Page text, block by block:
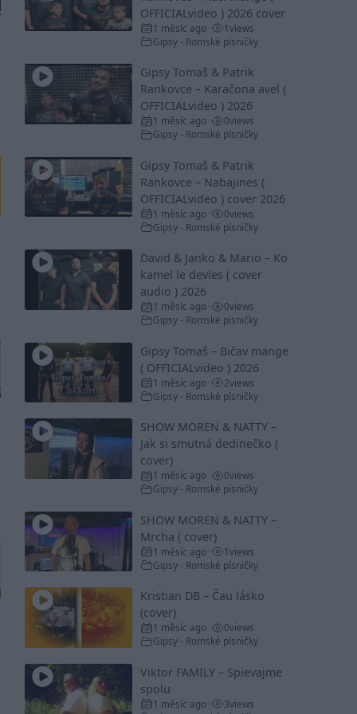
OFFICIALvideo ) 2026 cover
1 měsíc ago 1views
Gipsy - Romské písničky
Gipsy Tomaš & Patrik
Rankovce – Karačona avel (
OFFICIALvideo ) 2026
1 měsíc ago 0views
Gipsy - Romské písničky
Gipsy Tomaš & Patrik
Rankovce – Nabajines (
OFFICIALvideo ) cover 2026
1 měsíc ago 0views
Gipsy - Romské písničky
David & Janko & Mario – Ko
kamel le devles ( cover
audio ) 2026
1 měsíc ago 0views
Gipsy - Romské písničky
Gipsy Tomaš – Bičav mange
( OFFICIALvideo ) 2026
1 měsíc ago 2views
Gipsy - Romské písničky
SHOW MOREN & NATTY –
Jak si smutná dedinečko (
cover)
1 měsíc ago 0views
Gipsy - Romské písničky
SHOW MOREN & NATTY –
Mrcha ( cover)
1 měsíc ago 1views
Gipsy - Romské písničky
Kristian DB – Čau lásko
(cover)
1 měsíc ago 0views
Gipsy - Romské písničky
Viktor FAMILY – Spievajme
spolu
1 měsíc ago 3views